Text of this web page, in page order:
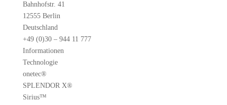
Bahnhofstr. 41
12555 Berlin
Deutschland
+49 (0)30 – 944 11 777
Informationen
Technologie
onetec®
SPLENDOR X®
Sirius™